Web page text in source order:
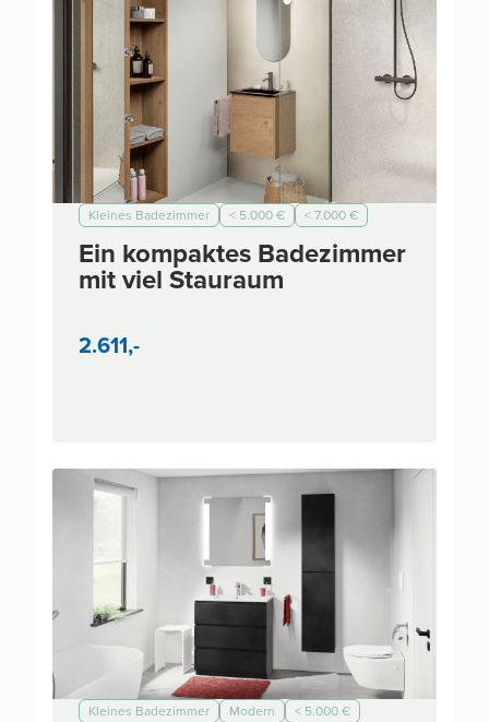
Kleines Badezimmer < 5.000 €
< 7.000 €
< 10.000 €
Ein kompaktes Badezimmer
mit viel Stauraum
2.611,-
Kleines Badezimmer Modern
< 5.000 €